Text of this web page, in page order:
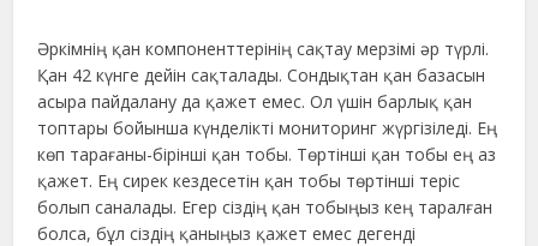
Әркімнің қан компоненттерінің сақтау мерзімі әр түрлі.
Қан 42 күнге дейін сақталады. Сондықтан қан базасын
асыра пайдалану да қажет емес. Ол үшін барлық қан
топтары бойынша күнделікті мониторинг жүргізіледі. Ең
көп тарағаны-бірінші қан тобы. Төртінші қан тобы ең аз
қажет. Ең сирек кездесетін қан тобы төртінші теріс
болып саналады. Егер сіздің қан тобыңыз кең таралған
болса, бұл сіздің қаныңыз қажет емес дегенді